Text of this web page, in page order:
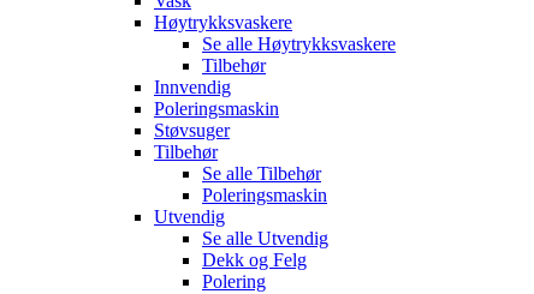
Høytrykksvaskere
Se alle Høytrykksvaskere
Tilbehør
Innvendig
Poleringsmaskin
Støvsuger
Tilbehør
Se alle Tilbehør
Poleringsmaskin
Utvendig
Se alle Utvendig
Dekk og Felg
Polering